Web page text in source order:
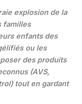
explosion de la
familles
enfants des
ou les
des produits
(AVS,
tout en gardant